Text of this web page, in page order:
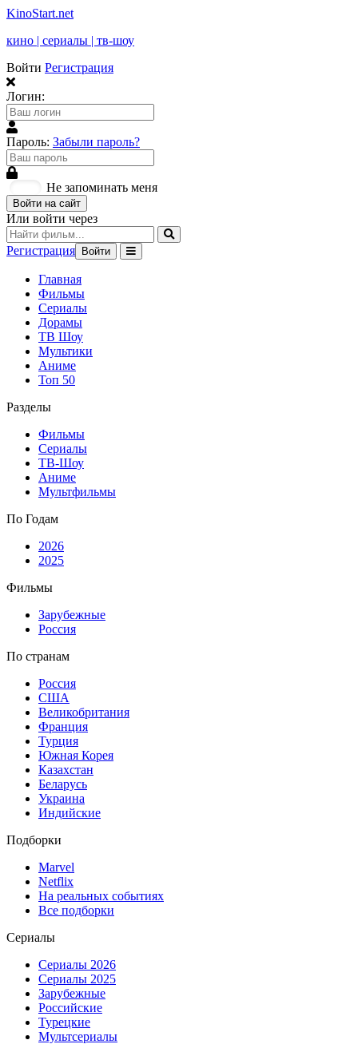
KinoStart.net
кино | сериалы | тв-шоу
Войти Регистрация
Логин:
Пароль: Забыли пароль?
Не запоминать меня
Войти на сайт
Или войти через
Регистрация Войти
Главная
Фильмы
Сериалы
Дорамы
ТВ Шоу
Мультики
Аниме
Топ 50
Разделы
Фильмы
Сериалы
ТВ-Шоу
Аниме
Мультфильмы
По Годам
2026
2025
Фильмы
Зарубежные
Россия
По странам
Россия
США
Великобритания
Франция
Турция
Южная Корея
Казахстан
Беларусь
Украина
Индийские
Подборки
Marvel
Netflix
На реальных событиях
Все подборки
Сериалы
Сериалы 2026
Сериалы 2025
Зарубежные
Российские
Турецкие
Мультсериалы